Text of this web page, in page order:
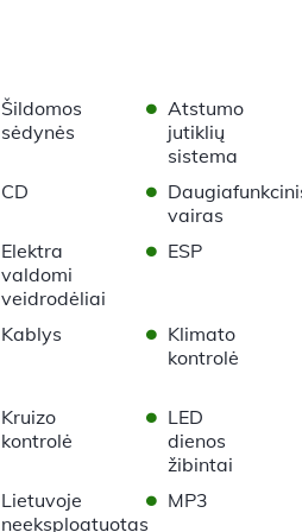
Šildomos
sėdynės
• Atstumo
jutiklių
sistema
CD •
vairas
Elektra
valdomi
veidrodėliai
• ESP
Kablys • Klimato
kontrolė
Kruizo
kontrolė
• LED
dienos
žibintai
Lietuvoje
neeksploatuotas
• MP3